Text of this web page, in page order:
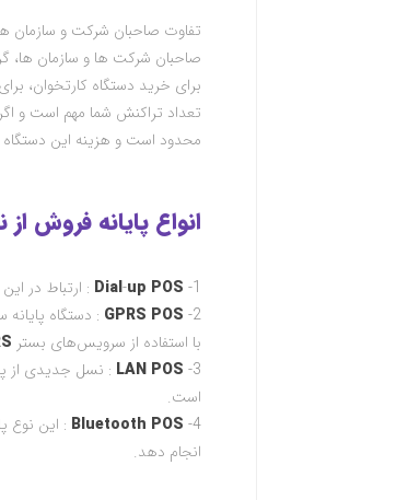
تفاوت صاحبان شرکت و سازمان
صاحبان شرکت ها و سازمان ها،
برای خرید دستگاه کارتخوان،
تعداد تراکنش شما مهم است و
محدود است و هزینه این دستگاه
انواع پایانه فروش
1-
Dial-up POS : ارتباط در
2-
GPRS POS : دستگاه
با استفاده از سرویس‌های بستر
3-
LAN POS : نسل جدیدی از
است.
4-
Bluetooth POS : این نوع
انجام دهد.